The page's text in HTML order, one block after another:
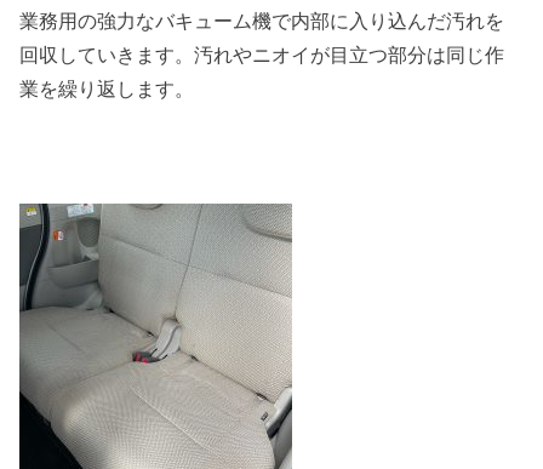
業務用の強力なバキューム機で内部に入り込んだ汚れを
回収していきます。汚れやニオイが目立つ部分は同じ作
業を繰り返します。